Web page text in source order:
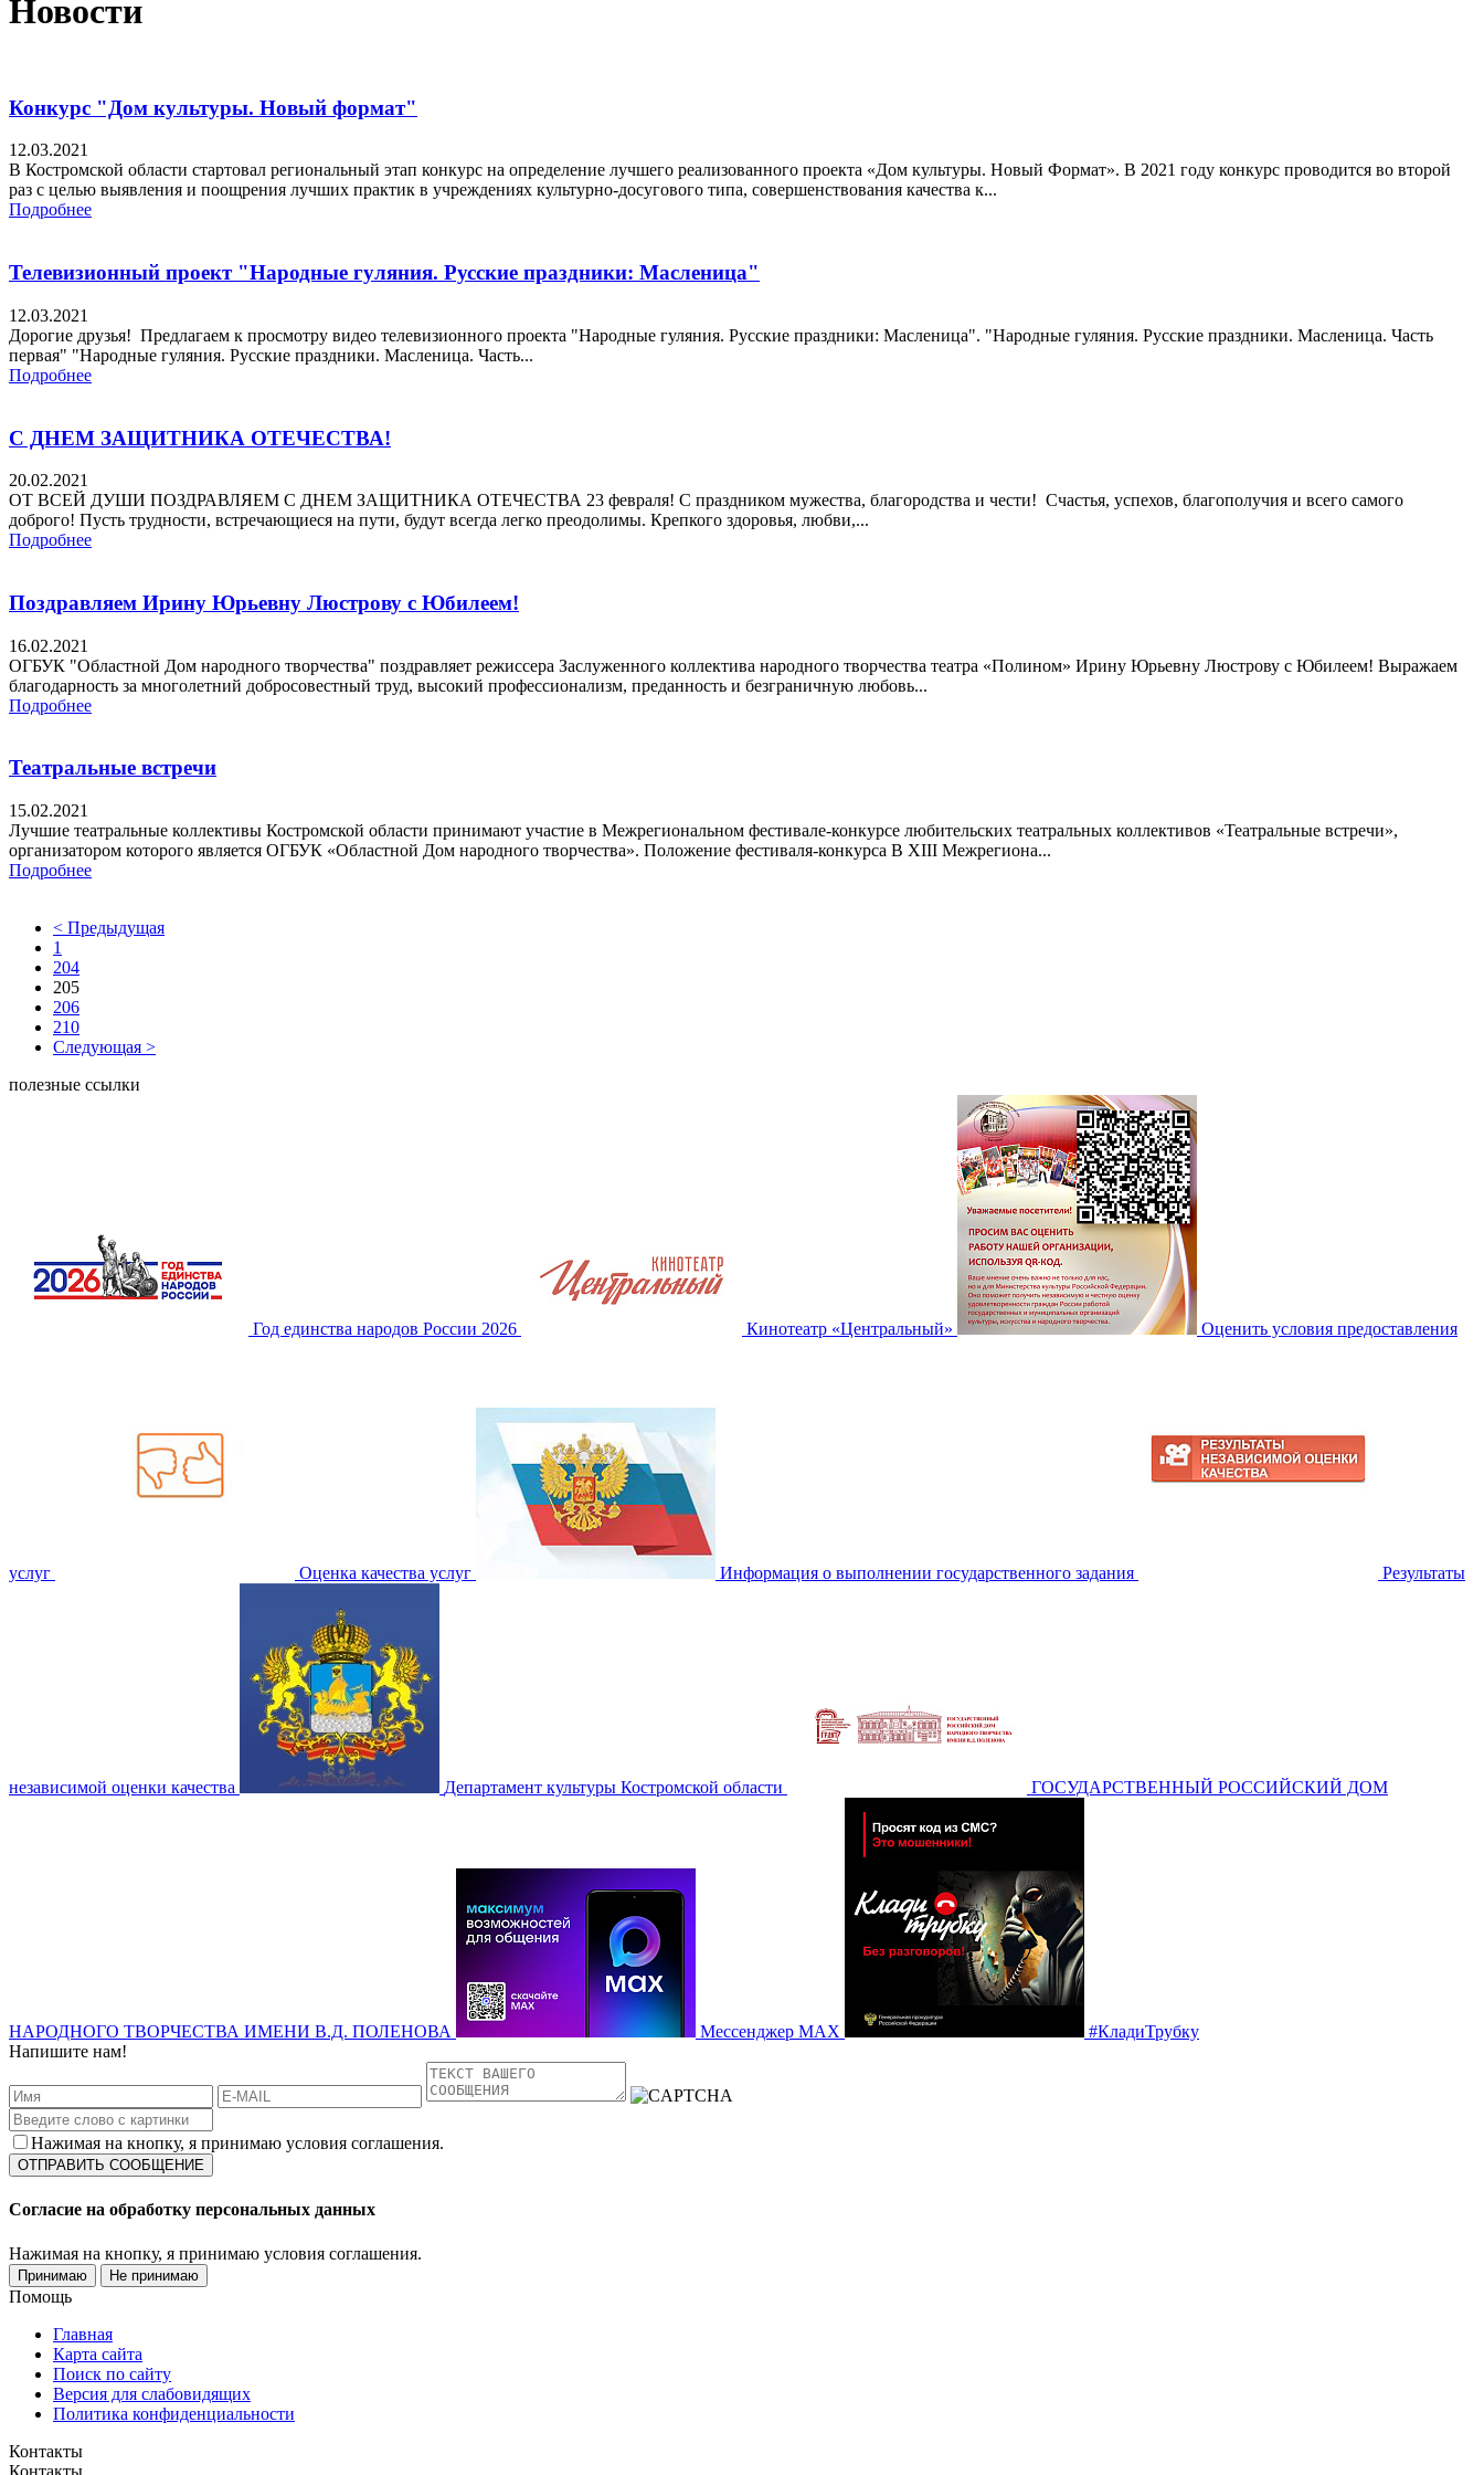
Новости
Конкурс "Дом культуры. Новый формат"
12.03.2021
В Костромской области стартовал региональный этап конкурс на определение лучшего реализованного проекта «Дом культуры. Новый Формат». В 2021 году конкурс проводится во второй
раз с целью выявления и поощрения лучших практик в учреждениях культурно-досугового типа, совершенствования качества к...
Подробнее
Телевизионный проект "Народные гуляния. Русские праздники: Масленица"
12.03.2021
Дорогие друзья! Предлагаем к просмотру видео телевизионного проекта "Народные гуляния. Русские праздники: Масленица". "Народные гуляния. Русские праздники. Масленица. Часть
первая" "Народные гуляния. Русские праздники. Масленица. Часть...
Подробнее
С ДНЕМ ЗАЩИТНИКА ОТЕЧЕСТВА!
20.02.2021
ОТ ВСЕЙ ДУШИ ПОЗДРАВЛЯЕМ С ДНЕМ ЗАЩИТНИКА ОТЕЧЕСТВА 23 февраля! С праздником мужества, благородства и чести! Счастья, успехов, благополучия и всего самого
доброго! Пусть трудности, встречающиеся на пути, будут всегда легко преодолимы. Крепкого здоровья, любви,...
Подробнее
Поздравляем Ирину Юрьевну Люстрову с Юбилеем!
16.02.2021
ОГБУК "Областной Дом народного творчества" поздравляет режиссера Заслуженного коллектива народного творчества театра «Полином» Ирину Юрьевну Люстрову с Юбилеем! Выражаем
благодарность за многолетний добросовестный труд, высокий профессионализм, преданность и безграничную любовь...
Подробнее
Театральные встречи
15.02.2021
Лучшие театральные коллективы Костромской области принимают участие в Межрегиональном фестивале-конкурсе любительских театральных коллективов «Театральные встречи»,
организатором которого является ОГБУК «Областной Дом народного творчества». Положение фестиваля-конкурса В XIII Межрегиона...
Подробнее
< Предыдущая
1
204
205
206
210
Следующая >
полезные ссылки
Год единства народов России 2026 Кинотеатр «Центральный» Оценить условия предоставления
услуг Оценка качества услуг Информация о выполнении государственного задания Результаты
независимой оценки качества Департамент культуры Костромской области ГОСУДАРСТВЕННЫЙ РОССИЙСКИЙ ДОМ
НАРОДНОГО ТВОРЧЕСТВА ИМЕНИ В.Д. ПОЛЕНОВА Мессенджер MAX
#КладиТрубку
Напишите нам!
Нажимая на кнопку, я принимаю условия соглашения.
Согласие на обработку персональных данных
Нажимая на кнопку, я принимаю условия соглашения.
Принимаю Не принимаю
Помощь
Главная
Карта сайта
Поиск по сайту
Версия для слабовидящих
Политика конфиденциальности
Контакты
Контакты